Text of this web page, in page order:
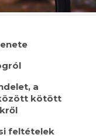
a
kötött
feltételek